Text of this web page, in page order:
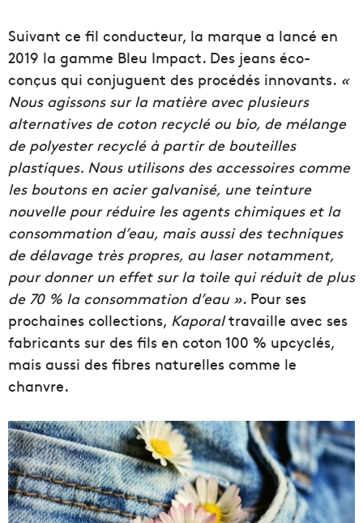
Suivant ce fil conducteur, la marque a lancé en
2019 la gamme Bleu Impact. Des jeans éco-
conçus qui conjuguent des procédés innovants. «
Nous agissons sur la matière avec plusieurs
alternatives de coton recyclé ou bio, de mélange
de polyester recyclé à partir de bouteilles
plastiques. Nous utilisons des accessoires comme
les boutons en acier galvanisé, une teinture
nouvelle pour réduire les agents chimiques et la
consommation d’eau, mais aussi des techniques
de délavage très propres, au laser notamment,
pour donner un effet sur la toile qui réduit de plus
de 70 % la consommation d’eau ». Pour ses
prochaines collections, Kaporaltravaille avec ses
fabricants sur des fils en coton 100 % upcyclés,
mais aussi des fibres naturelles comme le
chanvre.